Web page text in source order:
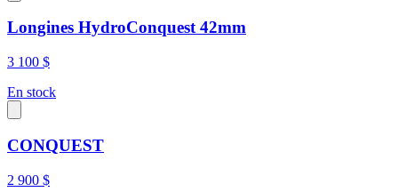
Longines HydroConquest 42mm
3 100 $
En stock
CONQUEST
2 900 $